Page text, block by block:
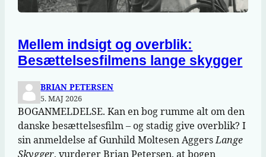
Mellem indsigt og overblik:
Besættelsesfilmens lange skygger
BRIAN PETERSEN
5. MAJ 2026
BOGANMELDELSE. Kan en bog rumme alt om den
danske besættelsesfilm – og stadig give overblik? I
sin anmeldelse af Gunhild Moltesen AggersLange
Skygger, vurderer Brian Petersen, at bogen